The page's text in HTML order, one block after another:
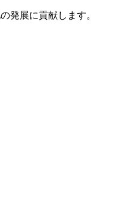
発展に貢献します。